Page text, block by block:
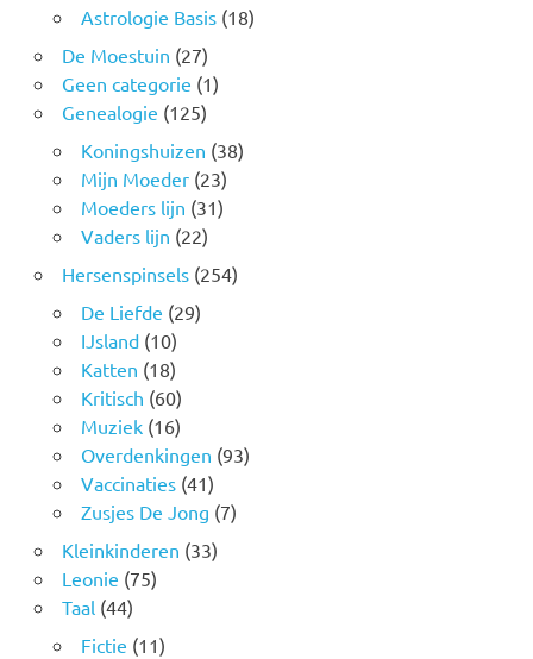
Astrologie Basis(18)
De Moestuin (27)
Geen categorie (1)
Genealogie (125)
Koningshuizen (38)
Mijn Moeder(23)
Moeders lijn (31)
Vaders lijn (22)
Hersenspinsels(254)
De Liefde (29)
IJsland(10)
Katten (18)
Kritisch (60)
Muziek(16)
Overdenkingen (93)
Vaccinaties(41)
Zusjes De Jong (7)
Kleinkinderen (33)
Leonie (75)
Taal(44)
Fictie (11)